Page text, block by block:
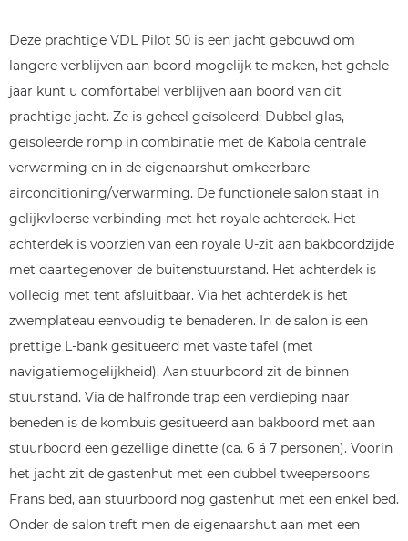
Deze prachtige VDL Pilot 50 is een jacht gebouwd om
langere verblijven aan boord mogelijk te maken, het gehele
jaar kunt u comfortabel verblijven aan boord van dit
prachtige jacht. Ze is geheel geïsoleerd: Dubbel glas,
geïsoleerde romp in combinatie met de Kabola centrale
verwarming en in de eigenaarshut omkeerbare
airconditioning/verwarming. De functionele salon staat in
gelijkvloerse verbinding met het royale achterdek. Het
achterdek is voorzien van een royale U-zit aan bakboordzijde
met daartegenover de buitenstuurstand. Het achterdek is
volledig met tent afsluitbaar. Via het achterdek is het
zwemplateau eenvoudig te benaderen. In de salon is een
prettige L-bank gesitueerd met vaste tafel (met
navigatiemogelijkheid). Aan stuurboord zit de binnen
stuurstand. Via de halfronde trap een verdieping naar
beneden is de kombuis gesitueerd aan bakboord met aan
stuurboord een gezellige dinette (ca. 6 á 7 personen). Voorin
het jacht zit de gastenhut met een dubbel tweepersoons
Frans bed, aan stuurboord nog gastenhut met een enkel bed.
Onder de salon treft men de eigenaarshut aan met een